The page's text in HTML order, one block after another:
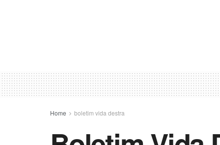
Home boletim vida destra